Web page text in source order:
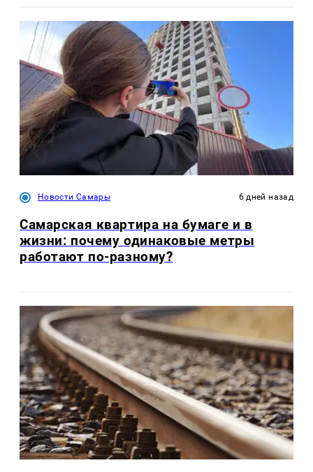
Новости Самары 6 дней назад
Самарская квартира на бумаге и в
жизни: почему одинаковые метры
работают по-разному?